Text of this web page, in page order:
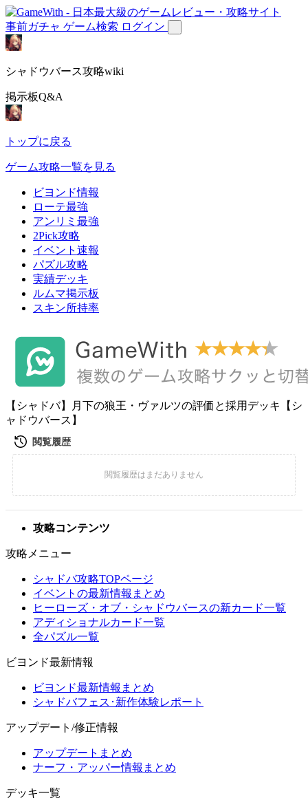
事前ガチャ ゲーム検索 ログイン
シャドウバース攻略wiki
掲示板Q&A
トップに戻る
ゲーム攻略一覧を見る
ビヨンド情報
ローテ最強
アンリミ最強
2Pick攻略
イベント速報
パズル攻略
実績デッキ
ルムマ掲示板
スキン所持率
【シャドバ】月下の狼王・ヴァルツの評価と採用デッキ【シ
ャドウバース】
攻略コンテンツ
攻略メニュー
シャドバ攻略TOPページ
イベントの最新情報まとめ
ヒーローズ・オブ・シャドウバースの新カード一覧
アディショナルカード一覧
全パズル一覧
ビヨンド最新情報
ビヨンド最新情報まとめ
シャドバフェス･新作体験レポート
アップデート/修正情報
アップデートまとめ
ナーフ・アッパー情報まとめ
デッキ一覧